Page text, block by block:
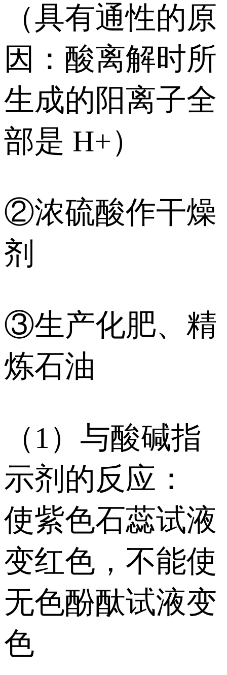
（具有通性的原
因：酸离解时所
生成的阳离子全
部是 H+）
②浓硫酸作干燥
剂
③生产化肥、精
炼石油
（1）与酸碱指
示剂的反应：
使紫色石蕊试液
变红色，不能使
无色酚酞试液变
色